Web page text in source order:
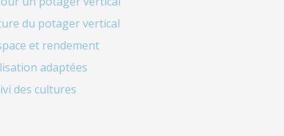
du potager vertical
et rendement
adaptées
des cultures